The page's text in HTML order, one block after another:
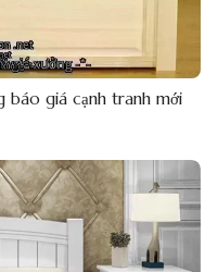
báo giá cạnh tranh mới